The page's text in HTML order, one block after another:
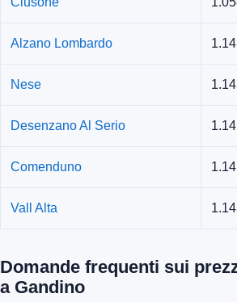
Alzano Lombardo
Nese
Desenzano Al Serio
Comenduno
Vall Alta
Domande frequenti sui
a Gandino